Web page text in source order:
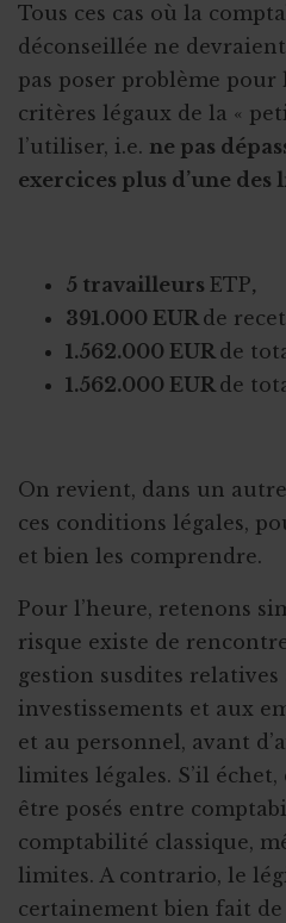
Tous ces cas où la
déconseillée ne
pas poser problème pour
critères légaux de la «
l’utiliser, i.e. ne pas
exercices plus d’une des
5 travailleurs ETP,
391.000 EUR de
1.562.000 EUR de
1.562.000 EUR de
On revient, dans un
ces conditions légales,
et bien les comprendre.
Pour l’heure, retenons
risque existe de
gestion susdites relatives
investissements et aux
et au personnel, avant
limites légales. S’il
être posés entre
comptabilité classique,
limites. A contrario, le
certainement bien fait